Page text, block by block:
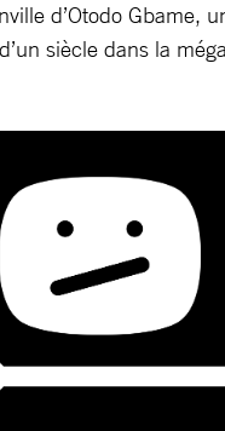
d’Otodo Gbame,
siècle dans la